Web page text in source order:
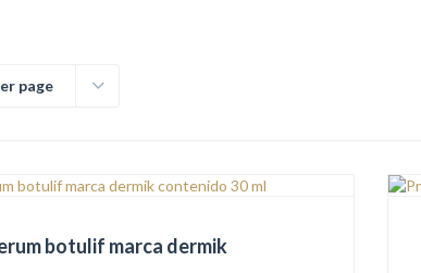
page
botulif marca dermik